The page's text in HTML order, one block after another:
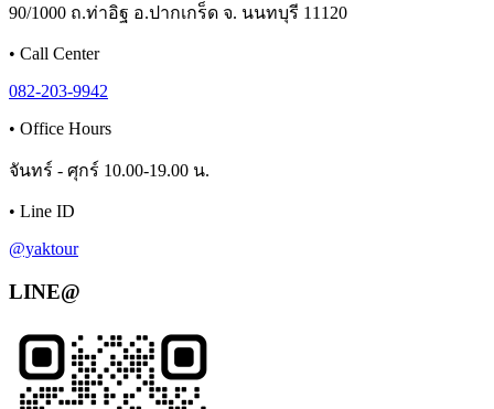
90/1000 ถ.ท่าอิฐ อ.ปากเกร็ด จ. นนทบุรี 11120
• Call Center
082-203-9942
• Office Hours
จันทร์ - ศุกร์ 10.00-19.00 น.
• Line ID
@yaktour
LINE@